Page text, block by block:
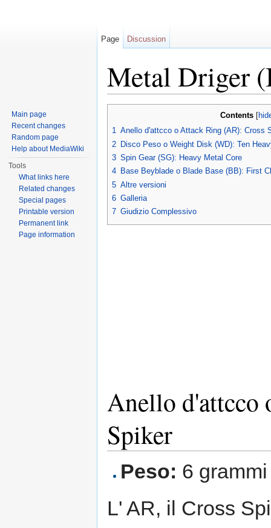
Metal Driger
Contents[
1 Anello d'attcco o Attack Ring (AR): Cross
2 Disco Peso o Weight Disk (WD): Ten
3 Spin Gear (SG): Heavy Metal Core
4 Base Beyblade o Blade Base (BB): First
5 Altre versioni
6 Galleria
7 Giudizio Complessivo
Anello d'attcco
Spiker
Peso: 6 grammi
L' AR, il Cross
Page Discussion
Main page
Recent changes
Random page
Help about MediaWiki
Tools
What links here
Related changes
Special pages
Printable version
Permanent link
Page information